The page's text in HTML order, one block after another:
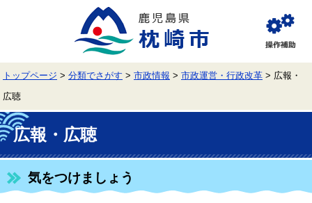
で
す。
ば
し
本
文
へ
覧
補
助
トップページ > 分類でさがす > 市政情報 > 市政運営・行政改革 > 広報・
広聴
本
文 広報・広聴
気をつけましょう